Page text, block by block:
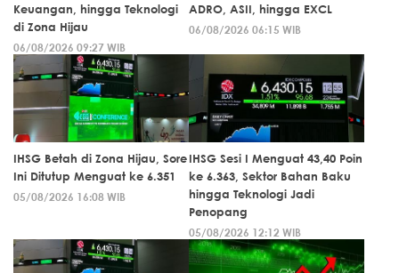
Keuangan, hingga Teknologi
di Zona Hijau
06/08/2026 09:27 WIB
ADRO, ASII, hingga EXCL
06/08/2026 06:15 WIB
IHSG Betah di Zona Hijau, Sore
Ini Ditutup Menguat ke 6.351
05/08/2026 16:08 WIB
IHSG Sesi I Menguat 43,40 Poin
ke 6.363, Sektor Bahan Baku
hingga Teknologi Jadi
Penopang
05/08/2026 12:12 WIB